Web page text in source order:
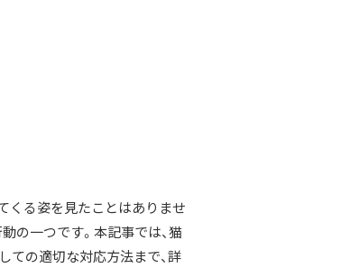
くる姿を見たことはありませ
の一つです。本記事では、猫
ての適切な対応方法まで、詳